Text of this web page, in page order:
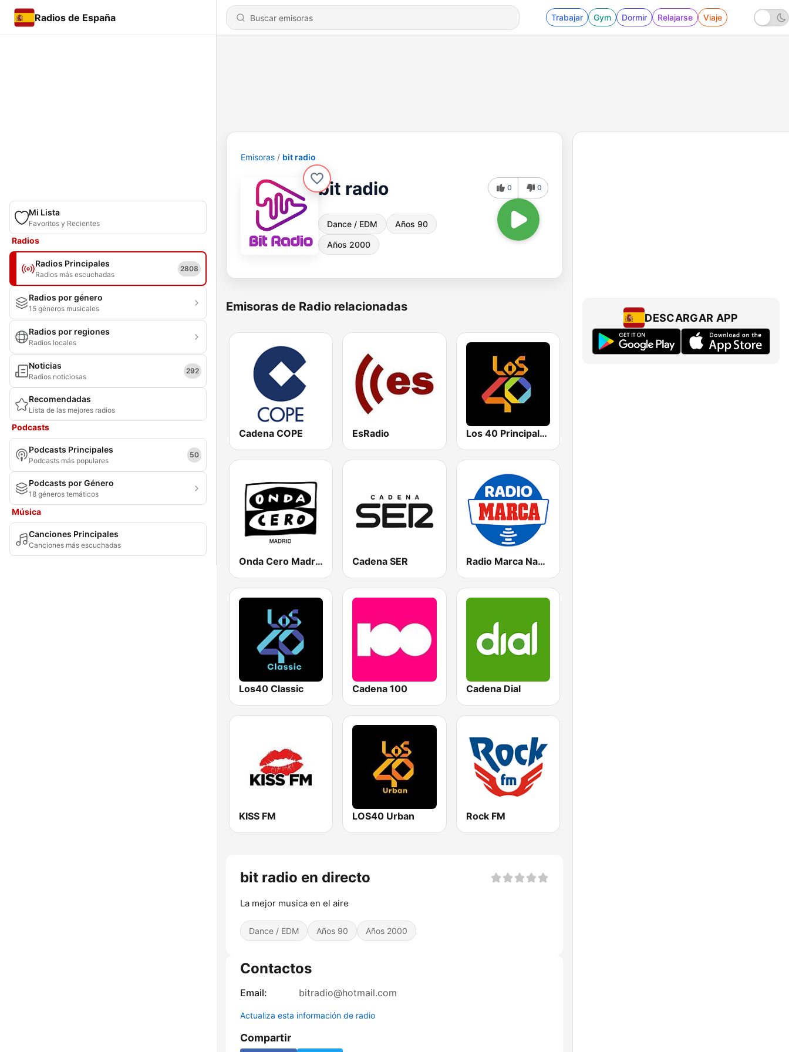
Radios de España Trabajar Gym Dormir Relajarse Viaje
Mi Lista
Favoritos y Recientes
Radios
Radios Principales
Radios más escuchadas
2808
Radios por género
15 géneros musicales
Radios por regiones
Radios locales
Noticias
Radios noticiosas
292
Recomendadas
Lista de las mejores radios
Podcasts
Podcasts Principales
Podcasts más populares
50
Podcasts por Género
18 géneros temáticos
Música
Canciones Principales
Canciones más escuchadas
Emisoras bit radio
bit radio
Dance / EDM Años 90
Años 2000
0 0
Emisoras de Radio relacionadas
Cadena COPE EsRadio Los 40 Principales
Onda Cero Madrid Cadena SER Radio Marca Nacional
Los40 Classic Cadena 100 Cadena Dial
KISS FM LOS40 Urban Rock FM
bit radio en directo
La mejor musica en el aire
Dance / EDM Años 90 Años 2000
Contactos
Email: bitradio@hotmail.com
Actualiza esta información de radio
Compartir
DESCARGAR APP